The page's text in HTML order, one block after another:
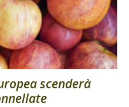
scenderà